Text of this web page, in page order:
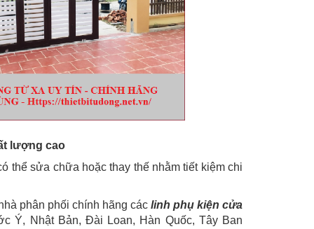
lượng cao
thể sửa chữa hoặc thay thế nhằm tiết kiệm chi
phân phối chính hãng các linh phụ kiện cửa
Ý, Nhật Bản, Đài Loan, Hàn Quốc, Tây Ban